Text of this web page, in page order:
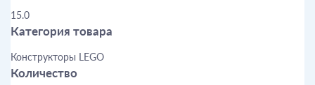
15.0
Категория товара
Конструкторы LEGO
Количество